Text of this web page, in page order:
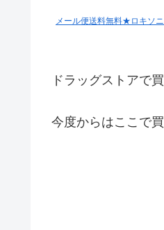
メール便送料無料★ロキソ
ドラッグストアで
今度からはここで買